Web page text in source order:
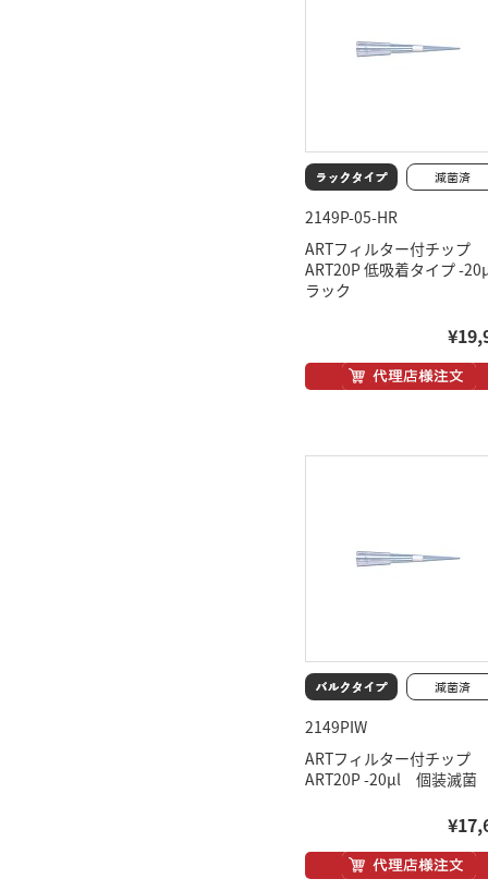
2149P-05-HR
ARTフィルター付チップ
ART20P 低吸着タイプ -
ラック
2149PIW
ARTフィルター付チップ
ART20P -20μl 個装滅菌